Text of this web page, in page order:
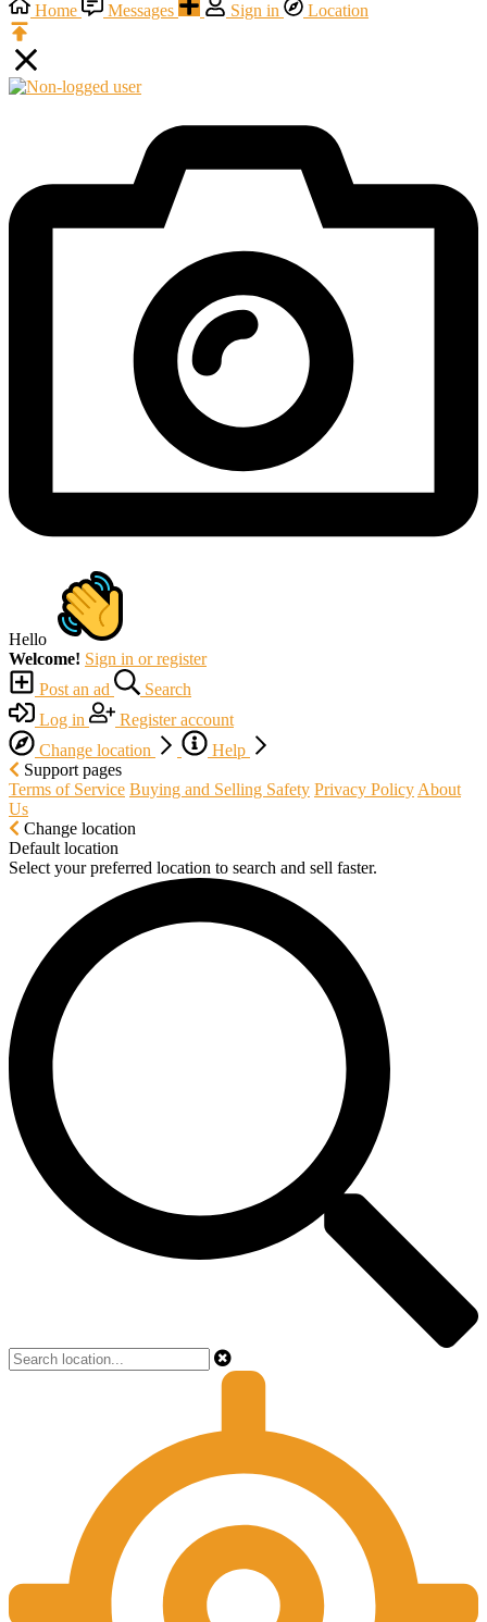
Home
Messages Sign in Location
Hello
Welcome! Sign in or register
Post an ad
Search
Log in
Register account
Change location
Help
Support pages
Terms of Service Buying and Selling Safety Privacy PolicyAbout
Us
Change location
Default location
Select your preferred location to search and sell faster.